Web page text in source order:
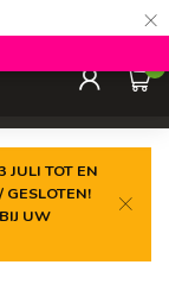
×
0
JULI TOT EN
UW